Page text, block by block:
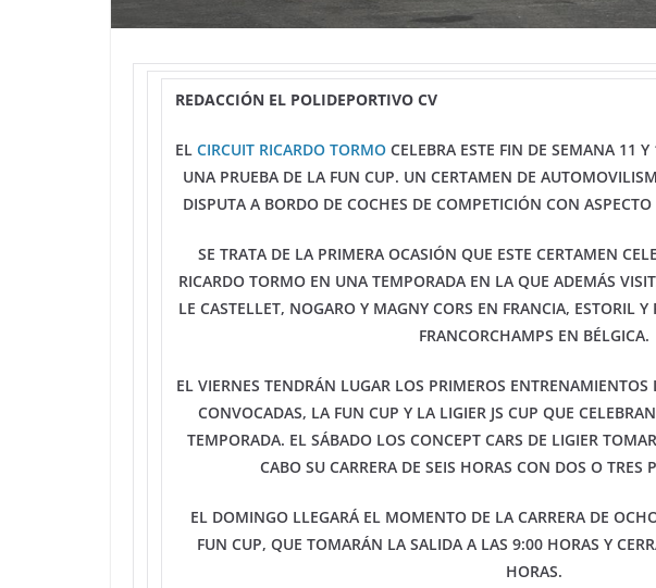
REDACCIÓN EL POLIDEPORTIVO CV
EL CIRCUIT RICARDO TORMO CELEBRA ESTE FIN DE SEMANA 11
UNA PRUEBA DE LA FUN CUP. UN CERTAMEN DE
DISPUTA A BORDO DE COCHES DE COMPETICIÓN CON
SE TRATA DE LA PRIMERA OCASIÓN QUE ESTE CERTAMEN
RICARDO TORMO EN UNA TEMPORADA EN LA QUE ADEMÁS
LE CASTELLET, NOGARO Y MAGNY CORS EN FRANCIA, ESTORIL
FRANCORCHAMPS EN BÉLGICA.
EL VIERNES TENDRÁN LUGAR LOS PRIMEROS ENTRENAMIENTOS
CONVOCADAS, LA FUN CUP Y LA LIGIER JS CUP QUE
TEMPORADA. EL SÁBADO LOS CONCEPT CARS DE LIGIER
CABO SU CARRERA DE SEIS HORAS CON DOS O TRES
EL DOMINGO LLEGARÁ EL MOMENTO DE LA CARRERA DE
FUN CUP, QUE TOMARÁN LA SALIDA A LAS 9:00 HORAS Y
HORAS.